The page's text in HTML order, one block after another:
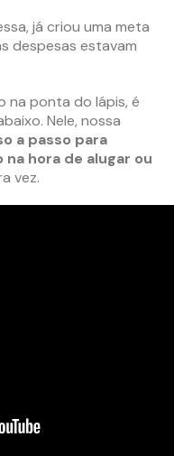
já criou uma meta
despesas estavam
na ponta do lápis, é
Nele, nossa
a passo para
hora de alugar ou
vez.